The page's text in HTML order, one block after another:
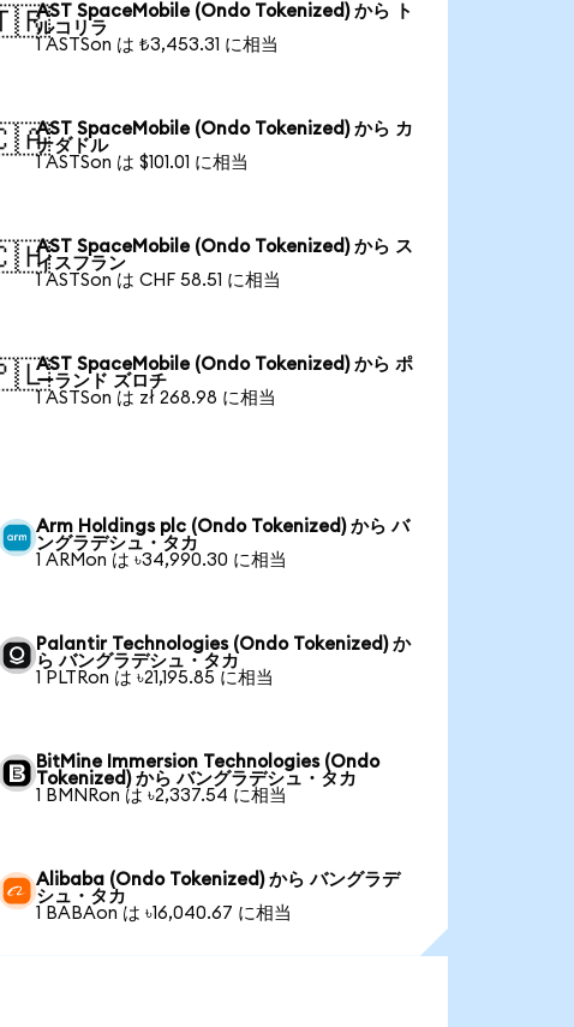
AST SpaceMobile (Ondo Tokenized) から ト
ルコリラ
1 ASTSon は ₺3,453.31 に相当
AST SpaceMobile (Ondo Tokenized) から カ
ナダドル
1 ASTSon は $101.01 に相当
AST SpaceMobile (Ondo Tokenized) から ス
イスフラン
1 ASTSon は CHF 58.51 に相当
AST SpaceMobile (Ondo Tokenized) から ポ
ーランド ズロチ
1 ASTSon は zł 268.98 に相当
Arm Holdings plc (Ondo Tokenized) から バ
ングラデシュ・タカ
1 ARMon は ৳34,990.30 に相当
Palantir Technologies (Ondo Tokenized) か
ら バングラデシュ・タカ
1 PLTRon は ৳21,195.85 に相当
BitMine Immersion Technologies (Ondo
Tokenized) から バングラデシュ・タカ
1 BMNRon は ৳2,337.54 に相当
Alibaba (Ondo Tokenized) から バングラデ
シュ・タカ
1 BABAon は ৳16,040.67 に相当